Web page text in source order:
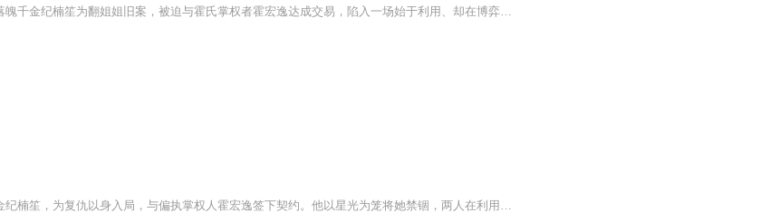
《予你星光为牢》落魄千金纪楠笙为翻姐姐旧案，被迫与霍氏掌权者霍宏逸达成交易，陷入一场始于利用、却在博弈中渐生情愫的纠葛。一边是青梅竹马梁佳景的深情守护，一边是霍宏逸强势偏执的掌控欲，当真相与感情激烈碰撞，她在爱与恨的漩涡中挣扎，究竟是沦...
豪门倾覆的落魄千金纪楠笙，为复仇以身入局，与偏执掌权人霍宏逸签下契约。他以星光为笼将她禁锢，两人在利用与试探中沉沦。爱恨纠缠、阴谋迭起，昔日牢笼终成救赎，上演一场极致虐恋与双向奔赴。